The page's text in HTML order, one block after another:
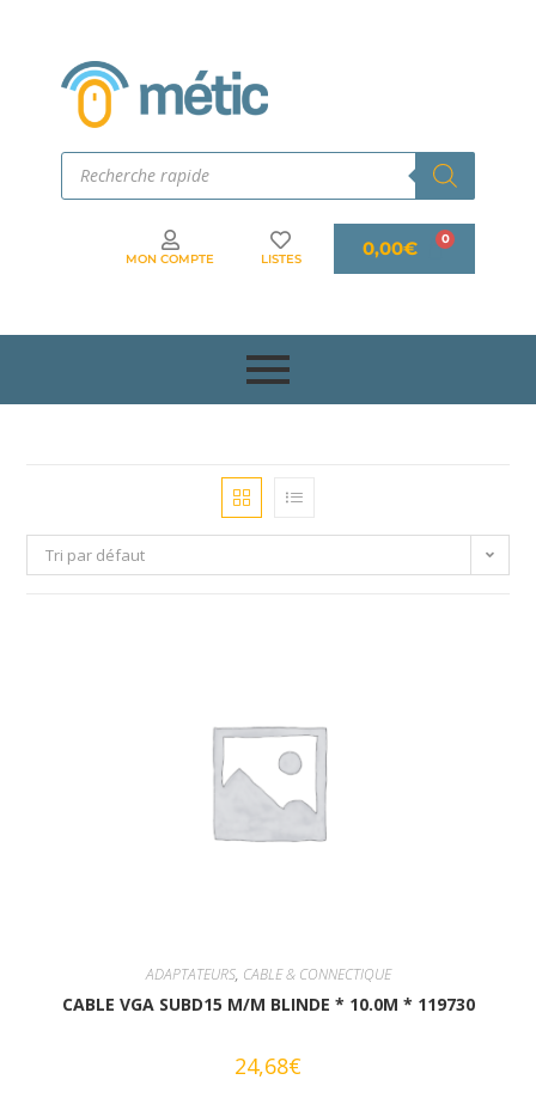
MON COMPTE LISTES 0,00€
Tri par défaut
ADAPTATEURS, CABLE & CONNECTIQUE
CABLE VGA SUBD15 M/M BLINDE * 10.0M * 119730
24,68€